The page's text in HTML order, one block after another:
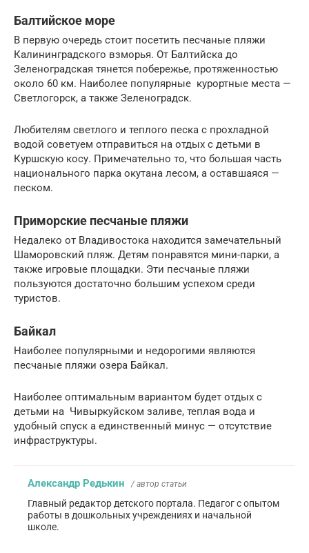
Балтийское море
В первую очередь стоит посетить песчаные пляжи
Калининградского взморья. От Балтийска до
Зеленоградская тянется побережье, протяженностью
около 60 км. Наиболее популярные курортные места —
Светлогорск, а также Зеленоградск.
Любителям светлого и теплого песка с прохладной
водой советуем отправиться на отдых с детьми в
Куршскую косу. Примечательно то, что большая часть
национального парка окутана лесом, а оставшаяся —
песком.
Приморские песчаные пляжи
Недалеко от Владивостока находится замечательный
Шаморовский пляж. Детям понравятся мини-парки, а
также игровые площадки. Эти песчаные пляжи
пользуются достаточно большим успехом среди
туристов.
Байкал
Наиболее популярными и недорогими являются
песчаные пляжи озера Байкал.
Наиболее оптимальным вариантом будет отдых с
детьми на Чивыркуйском заливе, теплая вода и
удобный спуск а единственный минус — отсутствие
инфраструктуры.
Александр Редькин / автор статьи
Главный редактор детского портала. Педагог с опытом
работы в дошкольных учреждениях и начальной
школе.